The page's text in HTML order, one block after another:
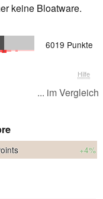
keine Bloatware.
6019 Punkte
Hilfe
... im Vergleich
+4%